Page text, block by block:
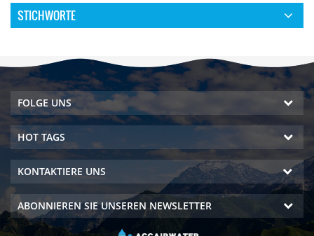
STICHWORTE
FOLGE UNS
HOT TAGS
KONTAKTIERE UNS
ABONNIEREN SIE UNSEREN NEWSLETTER